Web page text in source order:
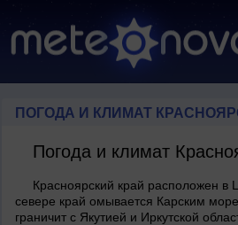
ПОГОДА И КЛИМАТ
Погода и климат
Красноярский край расположен
севере край омывается Карским
граничит с Якутией и Иркутской